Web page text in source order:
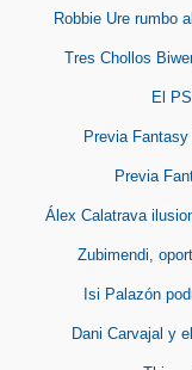
Robbie Ure rumbo
Tres Chollos
El
Previa
Previa
Álex Calatrava
Zubimendi,
Isi Palazón
Dani Carvajal y